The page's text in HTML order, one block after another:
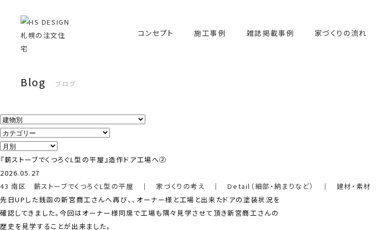
コンセプト 施工事例 雑誌掲載事例 家づくりの流れ
Blog ブログ
『薪ストーブでくつろぐL型の平屋』造作ドア工場へ②
2026.05.27
43 南区 薪ストーブでくつろぐL型の平屋 ｜家づくりの考え ｜Detail（細部・納まりなど） ｜ 建材・素材
先日UPした銭函の新宮商工さんへ再び、、オーナー様と工場と出来たドアの塗装状況を
確認してきました。今回はオーナー様同席で工場も隅々見学させて頂き新宮商工さんの
歴史を見学することが出来ました。